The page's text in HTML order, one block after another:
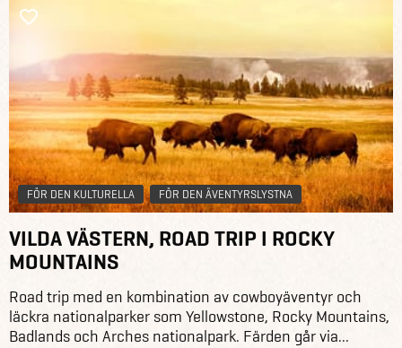
FÖR DEN KULTURELLA FÖR DEN ÄVENTYRSLYSTNA
VILDA VÄSTERN, ROAD TRIP I ROCKY
MOUNTAINS
Road trip med en kombination av cowboyäventyr och
läckra nationalparker som Yellowstone, Rocky Mountains,
Badlands och Arches nationalpark. Färden går via...